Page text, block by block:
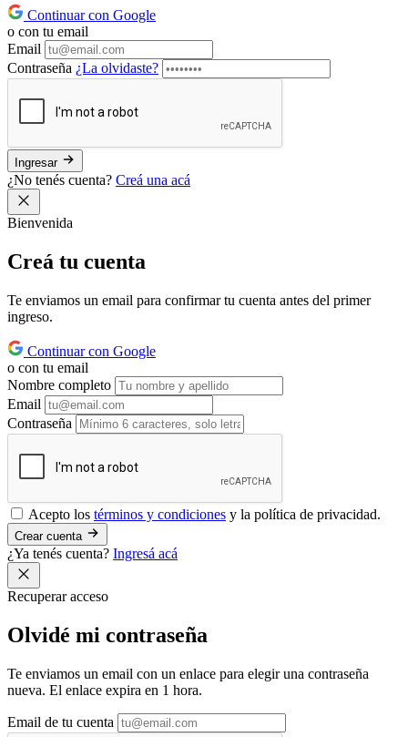
Continuar con Google
o con tu email
Email
Contraseña ¿La olvidaste?
Ingresar
¿No tenés cuenta? Creá una acá
Bienvenida
Creá tu cuenta
Te enviamos un email para confirmar tu cuenta antes del primer
ingreso.
Continuar con Google
o con tu email
Nombre completo
Email
Contraseña
Acepto los términos y condiciones y la política de privacidad.
Crear cuenta
¿Ya tenés cuenta? Ingresá acá
Recuperar acceso
Olvidé mi contraseña
Te enviamos un email con un enlace para elegir una contraseña
nueva. El enlace expira en 1 hora.
Email de tu cuenta